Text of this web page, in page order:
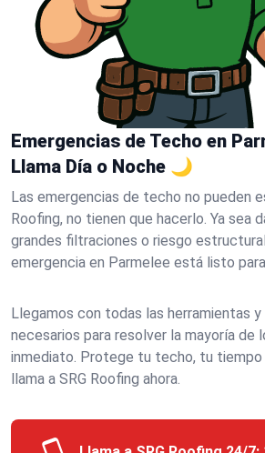
Emergencias de Techo en
Llama Día o Noche 🌙
Las emergencias de techo no pueden
Roofing, no tienen que hacerlo. Ya sea
grandes filtraciones o riesgo
emergencia en Parmelee está listo
Llegamos con todas las herramientas
necesarios para resolver la mayoría de
inmediato. Protege tu techo, tu
llama a SRG Roofing ahora.